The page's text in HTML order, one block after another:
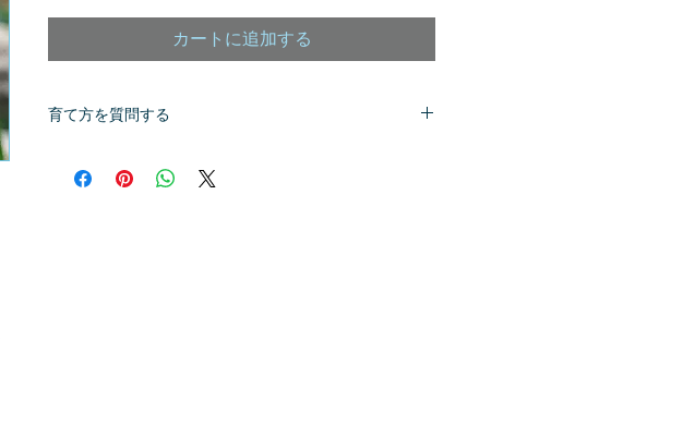
カートに追加する
育て方を質問する
※質問へのお返事は、商品欄に掲載されます。